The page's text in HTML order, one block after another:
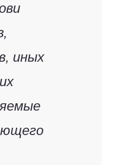
иных